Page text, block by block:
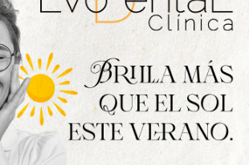
Centro de respuesta a incidentes
referencia para los ciudadanos y
privado.
edición